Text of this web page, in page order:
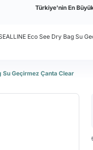
Türkiye'nin En
Su Geçirmez Çanta Clear